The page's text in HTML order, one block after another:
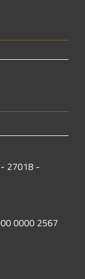
- 27018 -
0000 2567